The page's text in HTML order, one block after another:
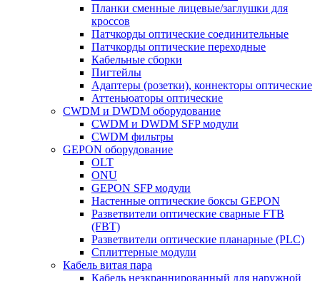
Планки сменные лицевые/заглушки для
кроссов
Патчкорды оптические соединительные
Патчкорды оптические переходные
Кабельные сборки
Пигтейлы
Адаптеры (розетки), коннекторы оптические
Аттеньюаторы оптические
CWDM и DWDM оборудование
CWDM и DWDM SFP модули
CWDM фильтры
GEPON оборудование
OLT
ONU
GEPON SFP модули
Настенные оптические боксы GEPON
Разветвители оптические сварные FTB
(FBT)
Разветвители оптические планарные (PLC)
Сплиттерные модули
Кабель витая пара
Кабель неэкраннированный для наружной